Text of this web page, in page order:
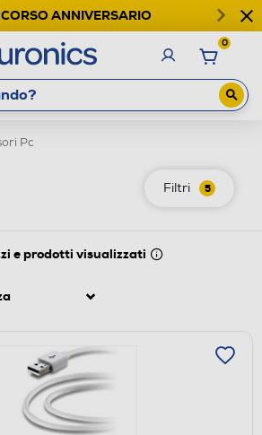
ANNIVERSARIO
0
Pc
Filtri 5
e prodotti visualizzati